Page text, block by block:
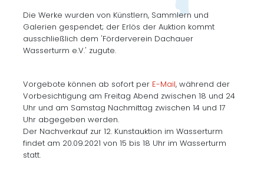
Die Werke wurden von Künstlern, Sammlern und
Galerien gespendet; der Erlös der Auktion kommt
ausschließlich dem 'Förderverein Dachauer
Wasserturm e.V.' zugute.
Vorgebote können ab sofort per E-Mail, während der
Vorbesichtigung am Freitag Abend zwischen 18 und 24
Uhr und am Samstag Nachmittag zwischen 14 und 17
Uhr abgegeben werden.
Der Nachverkauf zur 12. Kunstauktion im Wasserturm
findet am 20.09.2021 von 15 bis 18 Uhr im Wasserturm
statt.